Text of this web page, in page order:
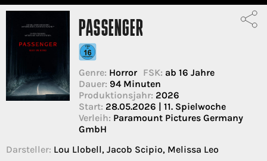
PASSENGER
Genre: Horror FSK: ab 16 Jahre
Dauer: 94 Minuten
Produktionsjahr: 2026
Start: 28.05.2026 | 11. Spielwoche
Verleih: Paramount Pictures Germany
GmbH
Darsteller: Lou Llobell, Jacob Scipio, Melissa Leo